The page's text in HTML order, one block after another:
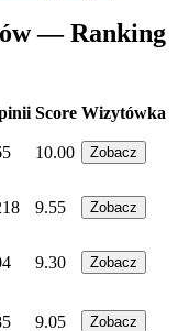
— Ranking
Score Wizytówka
10.00 Zobacz
9.55 Zobacz
9.30 Zobacz
9.05 Zobacz